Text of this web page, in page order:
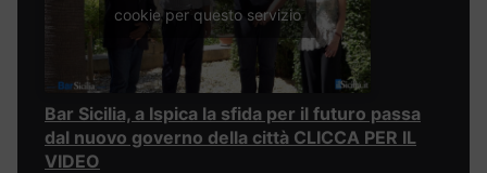
cookie per questo servizio
Bar Sicilia, a Ispica la sfida per il futuro passa
dal nuovo governo della città CLICCA PER IL
VIDEO